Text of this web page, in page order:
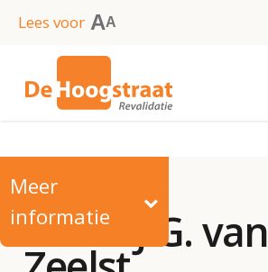
SkipLees voor AA
Meer
informatie
Drs. S.J.G. van